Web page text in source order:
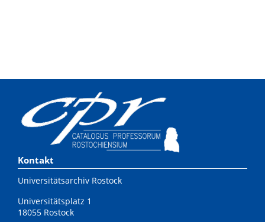
Kontakt
Universitätsarchiv Rostock
Universitätsplatz 1
18055 Rostock